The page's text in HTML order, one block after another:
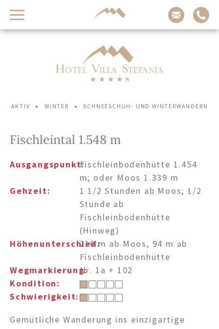
Ihr Aufenthalt im
Hotel Villa Stefania
JETZT ANFRAGEN
VERFÜGBARKEIT PRÜFEN
Tel.+39 0474 91 35 88
info@villastefania.com
An der Botenbrücke 1 .
Südtirol . Dolomiten
AKTIV • WINTER • SCHNEESCHUH- UND WINTERWANDERN
Fischleintal 1.548 m
Ausgangspunkt:Fischleinbodenhütte 1.454
m; oder Moos 1.339 m
Gehzeit:
1 1/2 Stunden ab Moos; 1/2
Stunde ab
Fischleinbodenhütte
(Hinweg)
Höhenunterschied:210 m ab Moos, 94 m ab
Fischleinbodenhütte
Wegmarkierung:Nr. 1a + 102
Kondition:
Schwierigkeit:
Gemütliche Wanderung ins einzigartige